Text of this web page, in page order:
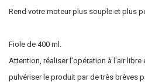
Rend votre moteur plus souple et plus
Fiole de 400 ml.
Attention, réaliser l'opération à l'air libre
pulvériser le produit par de très brèves